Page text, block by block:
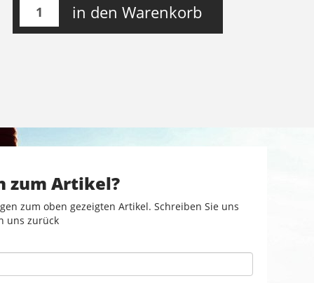
in den Warenkorb
zum Artikel?
zum oben gezeigten Artikel. Schreiben Sie uns
uns zurück